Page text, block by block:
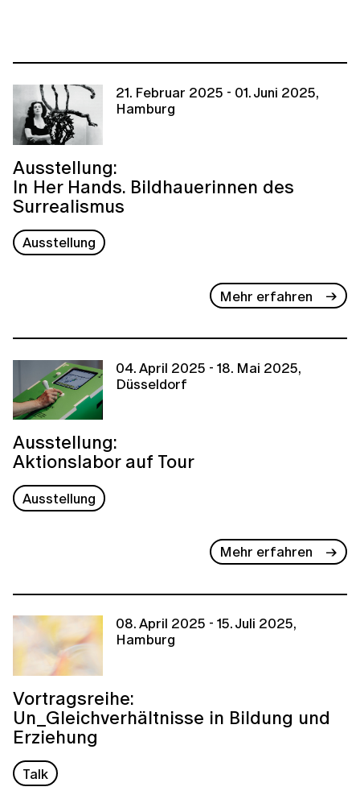
21. Februar 2025 - 01. Juni 2025,
Hamburg
Ausstellung:
In Her Hands. Bildhauerinnen des
Surrealismus
Ausstellung
Mehr erfahren
04. April 2025 - 18. Mai 2025,
Düsseldorf
Ausstellung:
Aktionslabor auf Tour
Ausstellung
Mehr erfahren
08. April 2025 - 15. Juli 2025,
Hamburg
Vortragsreihe:
Un_Gleichverhältnisse in Bildung und
Erziehung
Talk